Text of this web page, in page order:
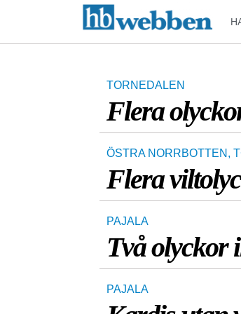
TORNEDALEN
Flera
ÖSTRA NORRBOTTEN ,
Flera
PAJALA
Två olyckor
PAJALA